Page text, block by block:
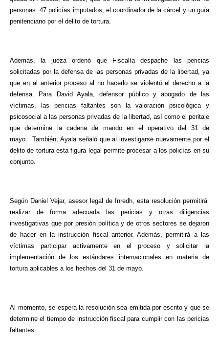
personas: 47 policías imputados, el coordinador de la cárcel y un guía
penitenciario por el delito de tortura.
Además, la jueza ordenó que Fiscalía despaché las pericias
solicitadas por la defensa de las personas privadas de la libertad, ya
que en al anterior proceso al no hacerlo se violentó el derecho a la
defensa.
Para David Ayala, defensor público y abogado de las
víctimas, las pericias faltantes son la valoración psicológica y
psicosocial a las personas privadas de la libertad, así como el peritaje
que determine la cadena de mando en el operativo del 31 de
mayo. También, Ayala señaló que al investigarse nuevamente por el
delito de tortura esta figura legal permite procesar a los policías en su
conjunto.
Según Daniel Vejar, asesor legal de Inredh, esta resolución permitirá
realizar de forma adecuada las pericias y otras diligencias
investigativas que por presión política y de otros sectores se dejaron
de hacer en la instrucción fiscal anterior. Además, permitirá a las
víctimas participar activamente en el proceso y solicitar la
implementación de los estándares internacionales en materia de
tortura aplicables a los hechos del 31 de mayo.
Al momento, se espera la resolución sea emitida por escrito y que se
determine el tiempo de instrucción fiscal para cumplir con las pericias
faltantes.